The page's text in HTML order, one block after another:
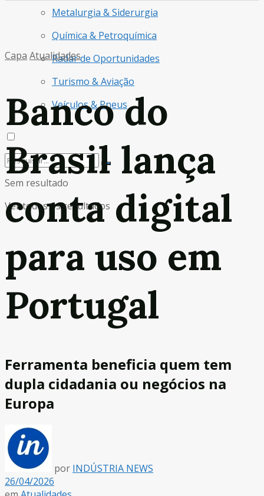
Metalurgia & Siderurgia
Química & Petroquímica
Radar de Oportunidades
Turismo & Aviação
Veículos & Pneus
Sem resultado
Ver todos os resultados
Capa Atualidades
Banco do
Brasil lança
conta digital
para uso em
Portugal
Ferramenta beneficia quem tem
dupla cidadania ou negócios na
Europa
por INDÚSTRIA NEWS
26/04/2026